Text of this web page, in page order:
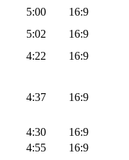
5:00
16:9
5:02
16:9
4:22
16:9
4:37 16:9
4:30
16:9
4:55
16:9